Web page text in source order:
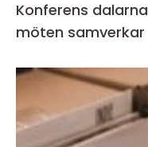
Konferens dalarna när natur, kultur och
möten samverkar